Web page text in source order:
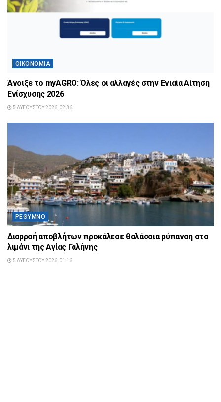
ΟΙΚΟΝΟΜΊΑ
Άνοιξε το myAGRO: Όλες οι αλλαγές στην Ενιαία Αίτηση
Ενίσχυσης 2026
5 ΑΥΓΟΎΣΤΟΥ 2026, 02:36
ΡΈΘΥΜΝΟ
Διαρροή αποβλήτων προκάλεσε θαλάσσια ρύπανση στο
λιμάνι της Αγίας Γαλήνης
5 ΑΥΓΟΎΣΤΟΥ 2026, 01:16